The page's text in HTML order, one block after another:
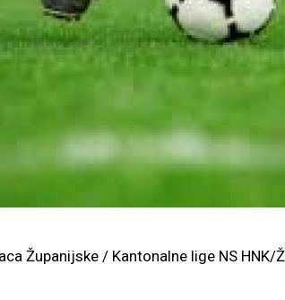
Županijske / Kantonalne lige NS HNK/